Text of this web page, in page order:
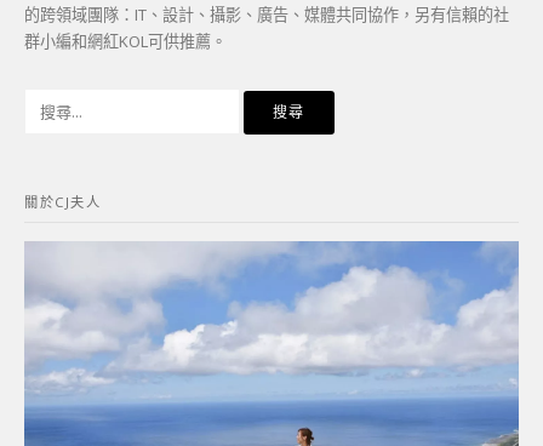
的跨領域團隊：IT、設計、攝影、廣告、媒體共同協作，另有信賴的社
群小編和網紅KOL可供推薦。
字:
關於CJ夫人